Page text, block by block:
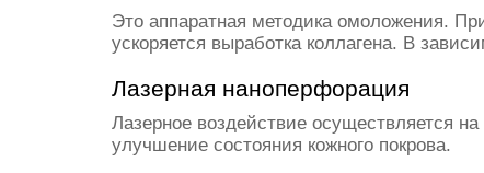
Это аппаратная методика омоложения.
ускоряется выработка коллагена. В
Лазерная наноперфорация
Лазерное воздействие осуществляется
улучшение состояния кожного покрова.